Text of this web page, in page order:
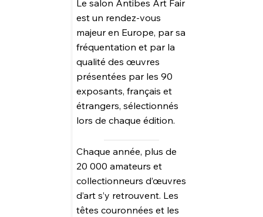
Le salon Antibes Art Fair
est un rendez-vous
majeur en Europe, par sa
fréquentation et par la
qualité des œuvres
présentées par les 90
exposants, français et
étrangers, sélectionnés
lors de chaque édition.
Chaque année, plus de
20 000 amateurs et
collectionneurs d’œuvres
d’art s’y retrouvent. Les
têtes couronnées et les